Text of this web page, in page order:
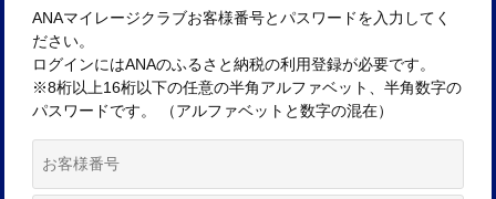
ANAマイレージクラブお客様番号とパスワードを入力してく
ださい。
ログインにはANAのふるさと納税の利用登録が必要です。
※8桁以上16桁以下の任意の半角アルファベット、半角数字の
パスワードです。 （アルファベットと数字の混在）